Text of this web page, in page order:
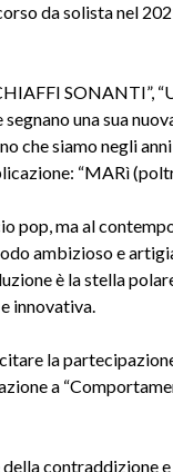
da solista nel
SONANTI”,
segnano una sua
che siamo negli
“MARì
pop, ma al
ambizioso e
è la stella
innovativa.
la
a
contraddizione